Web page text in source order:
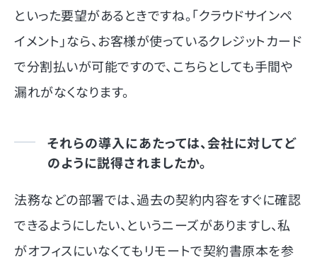
といった要望があるときですね。「クラウドサインペ
イメント」なら、お客様が使っているクレジットカード
で分割払いが可能ですので、こちらとしても手間や
漏れがなくなります。
それらの導入にあたっては、会社に対してど
のように説得されましたか。
法務などの部署では、過去の契約内容をすぐに確認
できるようにしたい、というニーズがありますし、私
がオフィスにいなくてもリモートで契約書原本を参